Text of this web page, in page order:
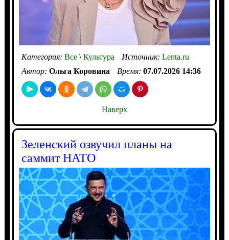
Категория: Все\Культура Источник: Lenta.ru
Автор: Ольга Коровина Время: 07.07.2026 14:36
Наверх
Зеленский озвучил планы на
саммит НАТО